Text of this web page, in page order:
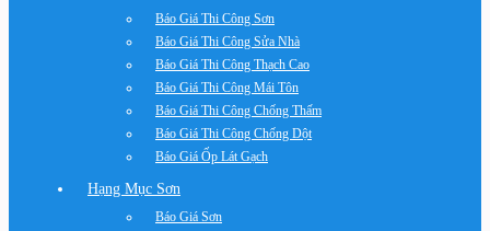
Báo Giá Thi Công Sơn
Báo Giá Thi Công Sửa Nhà
Báo Giá Thi Công Thạch Cao
Báo Giá Thi Công Mái Tôn
Báo Giá Thi Công Chống Thấm
Báo Giá Thi Công Chống Dột
Báo Giá Ốp Lát Gạch
Hạng Mục Sơn
Báo Giá Sơn